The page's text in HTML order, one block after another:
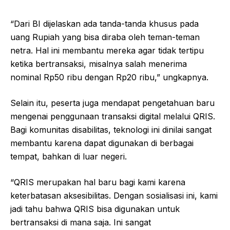
“Dari BI dijelaskan ada tanda-tanda khusus pada
uang Rupiah yang bisa diraba oleh teman-teman
netra. Hal ini membantu mereka agar tidak tertipu
ketika bertransaksi, misalnya salah menerima
nominal Rp50 ribu dengan Rp20 ribu,” ungkapnya.
Selain itu, peserta juga mendapat pengetahuan baru
mengenai penggunaan transaksi digital melalui QRIS.
Bagi komunitas disabilitas, teknologi ini dinilai sangat
membantu karena dapat digunakan di berbagai
tempat, bahkan di luar negeri.
“QRIS merupakan hal baru bagi kami karena
keterbatasan aksesibilitas. Dengan sosialisasi ini, kami
jadi tahu bahwa QRIS bisa digunakan untuk
bertransaksi di mana saja. Ini sangat